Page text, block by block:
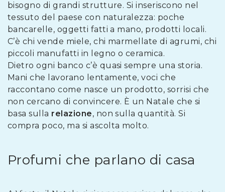
bisogno di grandi strutture. Si inseriscono nel
tessuto del paese con naturalezza: poche
bancarelle, oggetti fatti a mano, prodotti locali.
C’è chi vende miele, chi marmellate di agrumi, chi
piccoli manufatti in legno o ceramica.
Dietro ogni banco c’è quasi sempre una storia.
Mani che lavorano lentamente, voci che
raccontano come nasce un prodotto, sorrisi che
non cercano di convincere. È un Natale che si
basa sulla relazione, non sulla quantità. Si
compra poco, ma si ascolta molto.
Profumi che parlano di casa